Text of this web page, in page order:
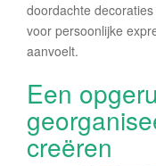
doordachte
voor persoonlijke
aanvoelt.
Een
creëren